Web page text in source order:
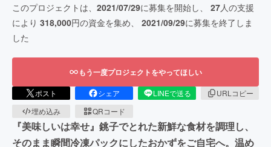
このプロジェクトは、 2021/07/29に募集を開始し、 27人の支援
により 318,000円の資金を集め、 2021/09/29に募集を終了しま
した
もう一度プロジェクトをやってほしい
ポスト シェア LINEで送る
URLコピー
埋め込み
QRコード
『美味しいは幸せ』銚子でとれた新鮮な食材を調理し、
そのまま瞬間冷凍パックにしたおかずをご自宅へ。温め